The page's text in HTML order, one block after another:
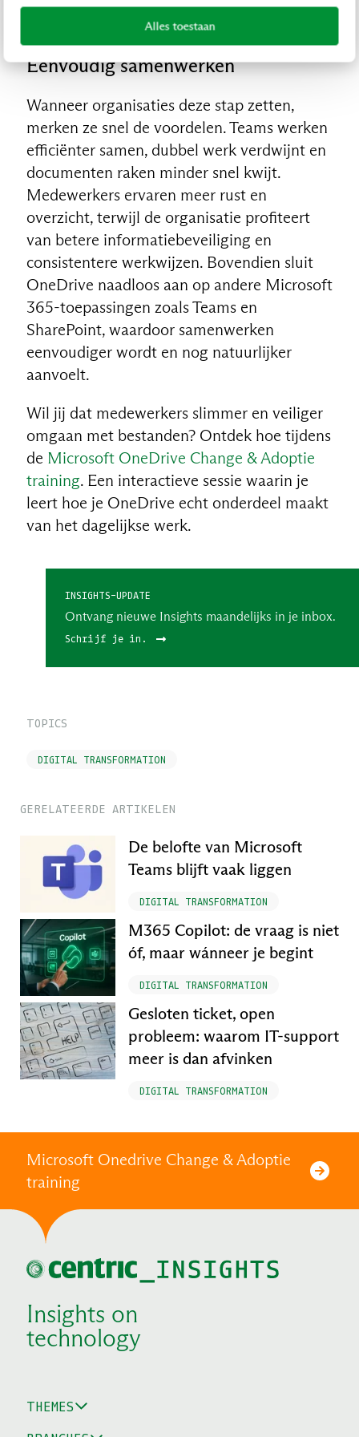
Alles toestaan
het werken vanuit persoonlijke drives.
Eenvoudig samenwerken
Wanneer organisaties deze stap zetten,
merken ze snel de voordelen. Teams werken
efficiënter samen, dubbel werk verdwijnt en
documenten raken minder snel kwijt.
Medewerkers ervaren meer rust en
overzicht, terwijl de organisatie profiteert
van betere informatiebeveiliging en
consistentere werkwijzen. Bovendien sluit
OneDrive naadloos aan op andere Microsoft
365-toepassingen zoals Teams en
SharePoint, waardoor samenwerken
eenvoudiger wordt en nog natuurlijker
aanvoelt.
Wil jij dat medewerkers slimmer en veiliger
omgaan met bestanden? Ontdek hoe tijdens
de Microsoft OneDrive Change & Adoptie
training. Een interactieve sessie waarin je
leert hoe je OneDrive echt onderdeel maakt
van het dagelijkse werk.
INSIGHTS-UPDATE
Ontvang nieuwe Insights maandelijks in je inbox.
Schrijf je in.
TOPICS
DIGITAL TRANSFORMATION
GERELATEERDE ARTIKELEN
De belofte van Microsoft
Teams blijft vaak liggen
DIGITAL TRANSFORMATION
M365 Copilot: de vraag is niet
óf, maar wánneer je begint
DIGITAL TRANSFORMATION
Gesloten ticket, open
probleem: waarom IT-support
meer is dan afvinken
DIGITAL TRANSFORMATION
Microsoft Onedrive Change & Adoptie
training
Insights on
technology
THEMES